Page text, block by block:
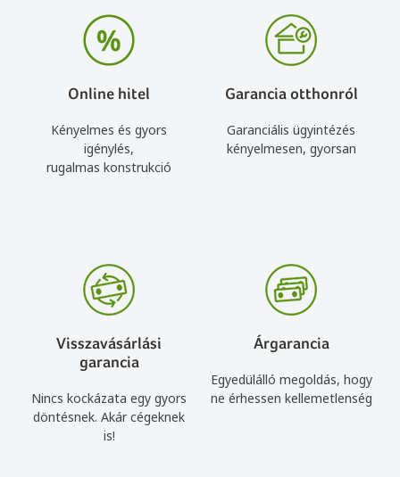
Online hitel
Kényelmes és gyors
igénylés,
rugalmas konstrukció
Garancia otthonról
Garanciális ügyintézés
kényelmesen, gyorsan
Visszavásárlási
garancia
Nincs kockázata egy gyors
döntésnek. Akár cégeknek
is!
Árgarancia
Egyedülálló megoldás, hogy
ne érhessen kellemetlenség